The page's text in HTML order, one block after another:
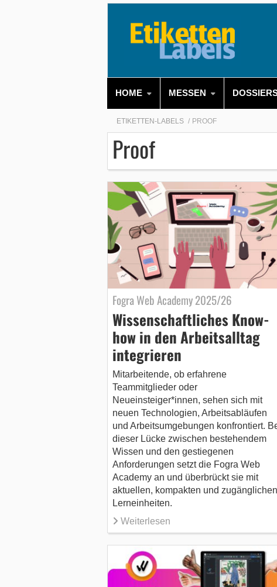
HOME MESSEN
ETIKETTEN-LABELS PROOF
Proof
Fogra Web Academy 2025/26
Wissenschaftliches Know-
how in den Arbeitsalltag
integrieren
Mitarbeitende, ob erfahrene
Teammitglieder oder
Neueinsteiger*innen, sehen sich mit
neuen Technologien, Arbeitsabläufen
und Arbeitsumgebungen konfrontiert.
dieser Lücke zwischen bestehendem
Wissen und den gestiegenen
Anforderungen setzt die Fogra Web
Academy an und überbrückt sie mit
aktuellen, kompakten und zugänglichen
Lerneinheiten.
Weiterlesen